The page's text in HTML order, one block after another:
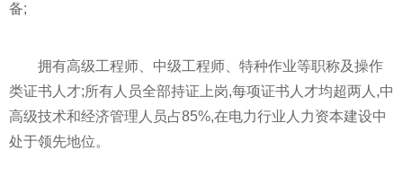
备;
拥有高级工程师、中级工程师、特种作业等职称及操作
类证书人才;所有人员全部持证上岗,每项证书人才均超两人,中
高级技术和经济管理人员占85%,在电力行业人力资本建设中
处于领先地位。